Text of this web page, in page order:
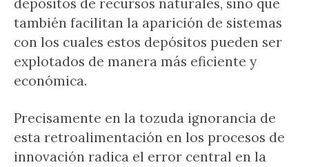
depósitos de recursos naturales, sino que
también facilitan la aparición de sistemas
con los cuales estos depósitos pueden ser
explotados de manera más eficiente y
económica.
Precisamente en la tozuda ignorancia de
esta retroalimentación en los procesos de
innovación radica el error central en la